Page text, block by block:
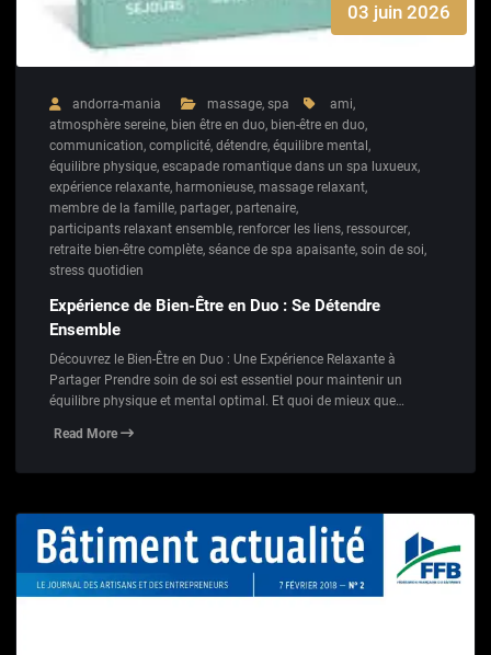
03 juin 2026
andorra-mania massage, spa ami,
atmosphère sereine, bien être en duo, bien-être en duo,
communication, complicité, détendre, équilibre mental ,
équilibre physique, escapade romantique dans un spa luxueux,
expérience relaxante, harmonieuse, massage relaxant,
membre de la famille, partager, partenaire,
participants relaxant ensemble, renforcer les liens, ressourcer,
retraite bien-être complète, séance de spa apaisante, soin de soi,
stress quotidien
Expérience de Bien-Être en Duo : Se Détendre
Ensemble
Découvrez le Bien-Être en Duo : Une Expérience Relaxante à
Partager Prendre soin de soi est essentiel pour maintenir un
équilibre physique et mental optimal. Et quoi de mieux que…
Read More